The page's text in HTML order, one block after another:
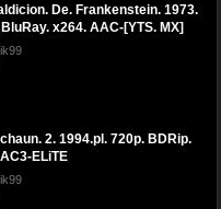
De. Frankenstein. 1973.
x264. AAC-[YTS. MX]
2. 1994.pl. 720p. BDRip.
ELiTE